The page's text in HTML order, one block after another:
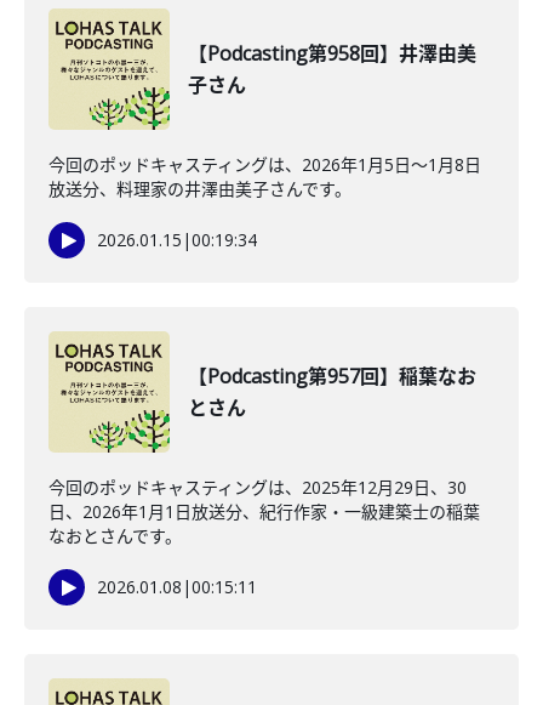
【Podcasting第958回】井澤由美
子さん
今回のポッドキャスティングは、2026年1月5日〜1月8日
放送分、料理家の井澤由美子さんです。
2026.01.15 |00:19:34
【Podcasting第957回】稲葉なお
とさん
今回のポッドキャスティングは、2025年12月29日、30
日、2026年1月1日放送分、紀行作家・一級建築士の稲葉
なおとさんです。
2026.01.08 |00:15:11